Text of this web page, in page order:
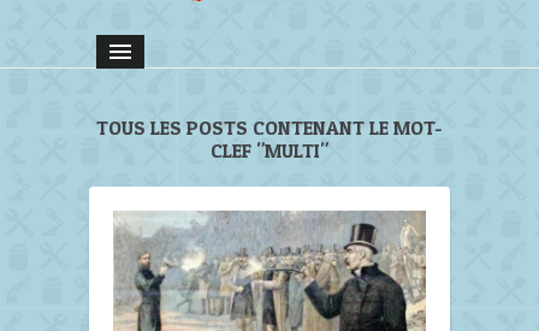
TOUS LES POSTS CONTENANT LE MOT-
CLEF "MULTI"